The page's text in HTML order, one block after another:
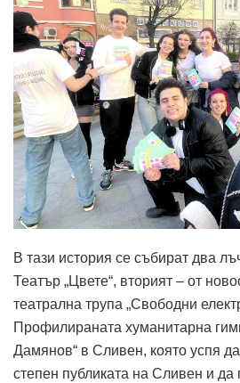
В тази история се събират два
Театър „Цвете“, вторият – от
театрална трупа „Свободни
Профилираната хуманитарна
Дамянов“ в Сливен, която успя
степен публиката на Сливен и